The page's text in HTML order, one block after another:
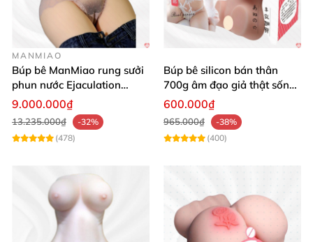
MANMIAO
Búp bê ManMiao rung sưởi
phun nước Ejaculation
Queen chuẩn
9.000.000₫
13.235.000₫
-32%
(478)
Búp bê silicon bán thân
700g âm đạo giả thật sống
động, giá tốt
600.000₫
965.000₫
-38%
(400)